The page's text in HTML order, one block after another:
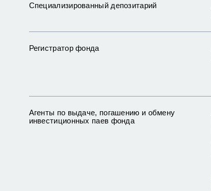
Специализированный депозитарий
Регистратор фонда
Агенты по выдаче, погашению и обмену
инвестиционных паев фонда